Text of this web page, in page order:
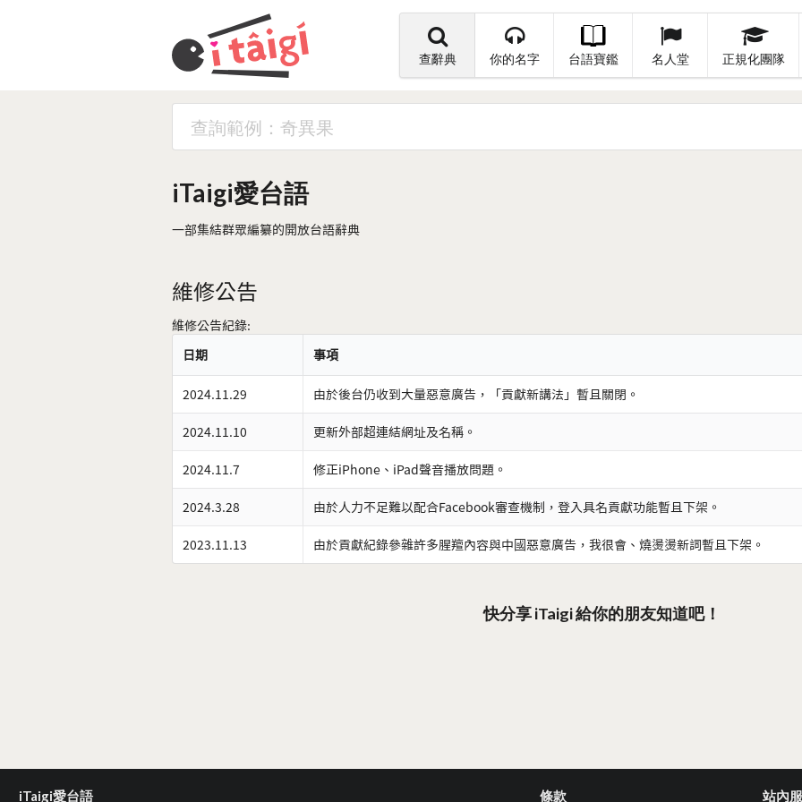
查辭典 你的名字 台語寶鑑 名人堂 正規化團隊
iTaigi愛台語
一部集結群眾編纂的開放台語辭典
維修公告
維修公告紀錄:
日期
事項
2024.11.29 由於後台仍收到大量惡意廣告，「貢獻新講法」暫且關閉。
2024.11.10 更新外部超連結網址及名稱。
2024.11.7 修正iPhone、iPad聲音播放問題。
2024.3.28 由於人力不足難以配合Facebook審查機制，登入具名貢獻功能暫且下架。
2023.11.13 由於貢獻紀錄參雜許多腥羶內容與中國惡意廣告，我很會、燒燙燙新詞暫且下架。
快分享 iTaigi 給你的朋友知道吧！
iTaigi愛台語 條款 站內